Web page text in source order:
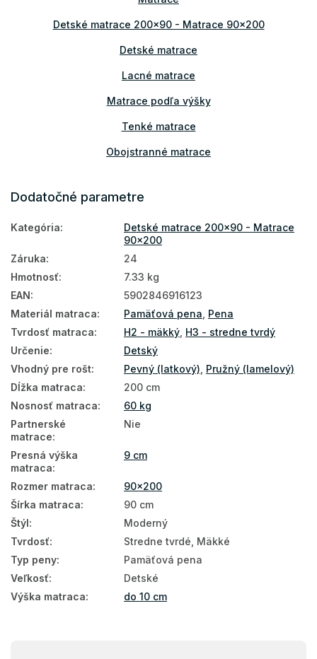
Detské matrace 200x90 - Matrace 90x200
Detské matrace
Lacné matrace
Matrace podľa výšky
Tenké matrace
Obojstranné matrace
Mäkké matrace
Detské matrace podľa rozmeru
Detské matrace podľa materiálu
Detské nezónované matrace
90x200
Matrace tvrdosť H3
Matrace tvrdosť H2
Mäkké matrace 90x200
Tenké matrace 90x200
Dodatočné parametre
Kategória:
Detské matrace 200x90 - Matrace
90x200
Záruka:
24
Hmotnosť:
7.33 kg
EAN:
5902846916123
Materiál matraca: Pamäťová pena Pena
Tvrdosť matraca: H2 - mäkký H3 - stredne tvrdý
Určenie:
Detský
Vhodný pre rošt: Pevný (latkový) Pružný (lamelový)
Dĺžka matraca:
200 cm
Nosnosť matraca:
60 kg
Partnerské
matrace:
Nie
Presná výška
matraca:
9 cm
Rozmer matraca:
90x200
Šírka matraca:
90 cm
Štýl:
Moderný
Tvrdosť:
Stredne tvrdé, Mäkké
Typ peny:
Pamäťová pena
Veľkosť:
Detské
Výška matraca: do 10 cm